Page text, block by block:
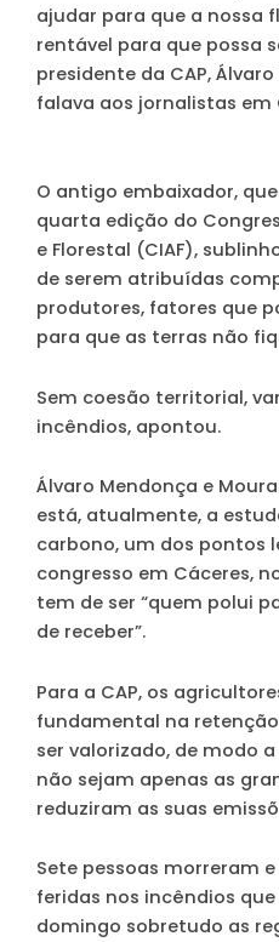
ajudar para que a nossa
rentável para que possa
presidente da CAP,
falava aos jornalistas em
O antigo embaixador,
quarta edição do
e Florestal (CIAF),
de serem atribuídas
produtores, fatores que
para que as terras não
Sem coesão territorial,
incêndios, apontou.
Álvaro Mendonça e
está, atualmente, a
carbono, um dos pontos
congresso em Cáceres,
tem de ser “quem polui
de receber”.
Para a CAP, os
fundamental na
ser valorizado, de modo
não sejam apenas as
reduziram as suas
Sete pessoas morreram
feridas nos incêndios
domingo sobretudo as